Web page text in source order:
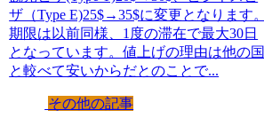
ザ（Type E)25$→35$に変更となります。
期限は以前同様、1度の滞在で最大30日
となっています。値上げの理由は他の国
と較べて安いからだとのことで...
その他の記事